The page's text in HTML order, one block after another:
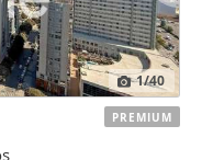
1/40
PREMIUM